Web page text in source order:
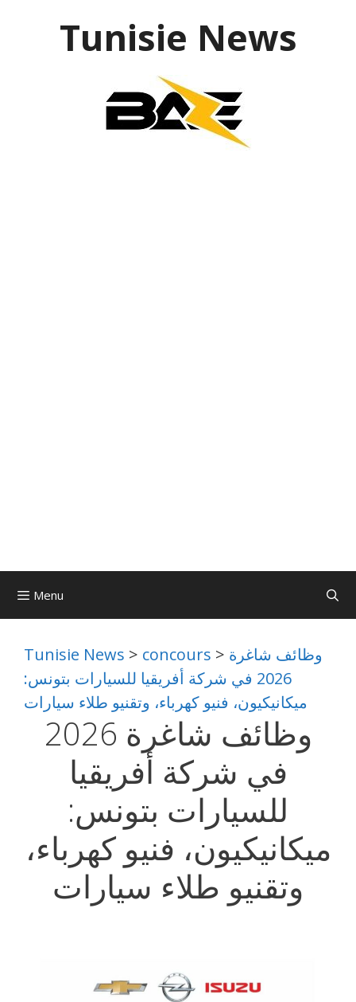
Tunisie News
Menu
Tunisie News > concours > وظائف شاغرة
2026 في شركة أفريقيا للسيارات بتونس:
ميكانيكيون، فنيو كهرباء، وتقنيو طلاء سيارات
وظائف شاغرة 2026
في شركة أفريقيا
للسيارات بتونس:
ميكانيكيون، فنيو كهرباء،
وتقنيو طلاء سيارات